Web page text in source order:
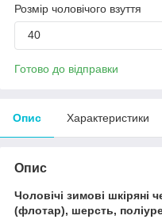
Розмір чоловічого взуття
40
Готово до відправки
Опис Характеристики
Опис
Чоловічі зимові шкіряні
(флотар), шерсть,